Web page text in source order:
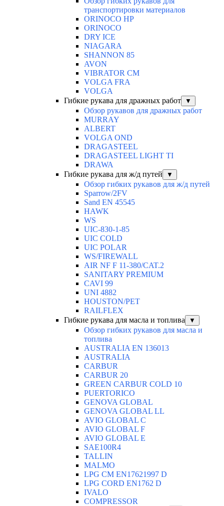
транспортировки материалов
ORINOCO HP
ORINOCO
DRY ICE
NIAGARA
SHANNON 85
AVON
VIBRATOR CM
VOLGA FRA
VOLGA
Гибкие рукава для дражных работ
▼
Обзор рукавов для дражных работ
MURRAY
ALBERT
VOLGA OND
DRAGASTEEL
DRAGASTEEL LIGHT TI
DRAWA
Гибкие рукава для ж/д путей
▼
Обзор гибких рукавов для ж/д путей
Sparrow/2FV
Sand EN 45545
HAWK
WS
UIC-830-1-85
UIC COLD
UIC POLAR
WS/FIREWALL
AIR NF F 11-380/CAT.2
SANITARY PREMIUM
CAVI 99
UNI 4882
HOUSTON/PET
RAILFLEX
Гибкие рукава для масла и топлива
▼
Обзор гибких рукавов для масла и
топлива
AUSTRALIA EN 136013
AUSTRALIA
CARBUR
CARBUR 20
GREEN CARBUR COLD 10
PUERTORICO
GENOVA GLOBAL
GENOVA GLOBAL LL
AVIO GLOBAL C
AVIO GLOBAL F
AVIO GLOBAL E
SAE100R4
TALLIN
MALMO
LPG CM EN17621997 D
LPG CORD EN1762 D
IVALO
COMPRESSOR